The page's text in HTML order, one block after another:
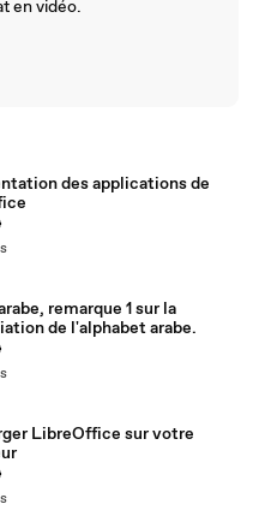
en vidéo.
des applications de
remarque 1 sur la
de l'alphabet arabe.
LibreOffice sur votre